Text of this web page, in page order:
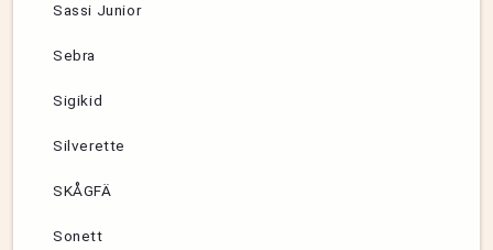
Sassi Junior
Sebra
Sigikid
Silverette
SKÅGFÄ
Sonett